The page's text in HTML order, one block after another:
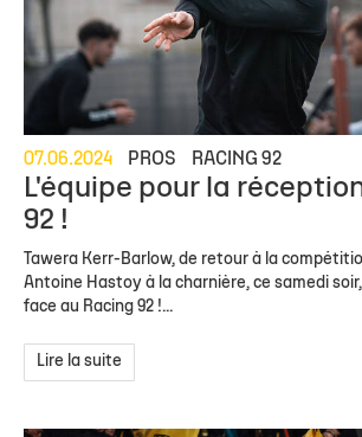
07.06.2024 PROS RACING 92
L'équipe pour la
92 !
Tawera Kerr-Barlow, de retour à la
Antoine Hastoy à la charnière, ce samedi soir,
face au Racing 92 !...
Lire la suite